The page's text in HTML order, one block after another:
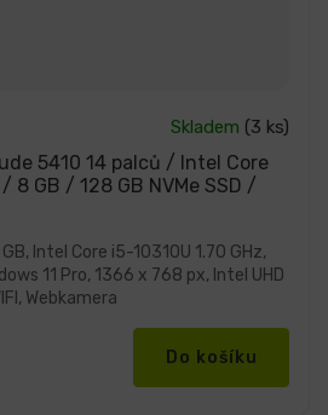
5410 14 palců / Intel Core
8 GB / 128 GB NVMe SSD /
Skladem (3 ks)
Do košíku
Intel Core i5-10310U 1.70 GHz,
11 Pro, 1366 x 768 px, Intel UHD
Webkamera